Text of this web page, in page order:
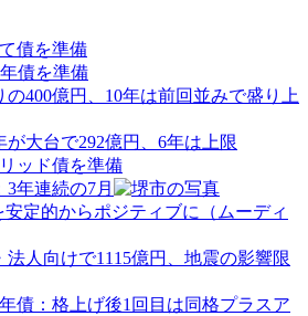
債を準備
債を準備
の400億円、10年は前回並みで盛り上
が大台で292億円、6年は上限
ッド債を準備
年連続の7月
安定的からポジティブに（ムーディ
法人向けで1115億円、地震の影響限
債：格上げ後1回目は同格プラスア